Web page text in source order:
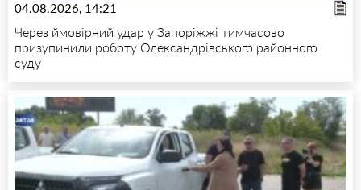
04.08.2026, 14:21
Через ймовірний удар у Запоріжжі тимчасово
призупинили роботу Олександрівського районного
суду